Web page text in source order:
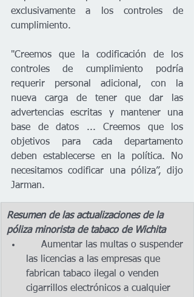
exclusivamente a los controles de
cumplimiento.
"Creemos que la codificación de los
controles de cumplimiento podría
requerir personal adicional, con la
nueva carga de tener que dar las
advertencias escritas y mantener una
base de datos ... Creemos que los
objetivos para cada departamento
deben establecerse en la política. No
necesitamos codificar una póliza”, dijo
Jarman.
Resumen de las actualizaciones de la
póliza minorista de tabaco de Wichita
las licencias a las empresas que
fabrican tabaco ilegal o venden
cigarrillos electrónicos a cualquier